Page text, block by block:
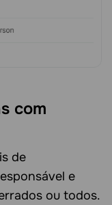
com
de
e
ou todos.